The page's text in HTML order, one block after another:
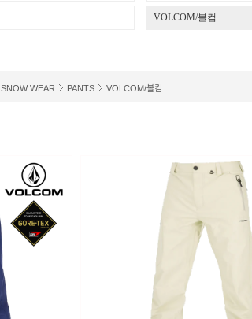
VOLCOM/볼컴
SNOW WEAR PANTS VOLCOM/볼컴